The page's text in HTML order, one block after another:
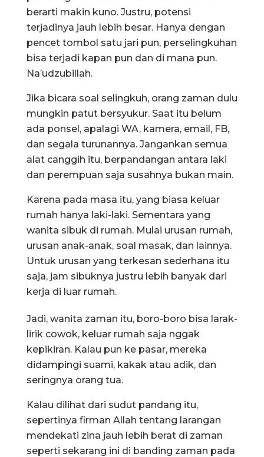
berarti makin kuno. Justru, potensi
terjadinya jauh lebih besar. Hanya dengan
pencet tombol satu jari pun, perselingkuhan
bisa terjadi kapan pun dan di mana pun.
Na’udzubillah.
Jika bicara soal selingkuh, orang zaman dulu
mungkin patut bersyukur. Saat itu belum
ada ponsel, apalagi WA, kamera, email, FB,
dan segala turunannya. Jangankan semua
alat canggih itu, berpandangan antara laki
dan perempuan saja susahnya bukan main.
Karena pada masa itu, yang biasa keluar
rumah hanya laki-laki. Sementara yang
wanita sibuk di rumah. Mulai urusan rumah,
urusan anak-anak, soal masak, dan lainnya.
Untuk urusan yang terkesan sederhana itu
saja, jam sibuknya justru lebih banyak dari
kerja di luar rumah.
Jadi, wanita zaman itu, boro-boro bisa larak-
lirik cowok, keluar rumah saja nggak
kepikiran. Kalau pun ke pasar, mereka
didampingi suami, kakak atau adik, dan
seringnya orang tua.
Kalau dilihat dari sudut pandang itu,
sepertinya firman Allah tentang larangan
mendekati zina jauh lebih berat di zaman
seperti sekarang ini di banding zaman pada